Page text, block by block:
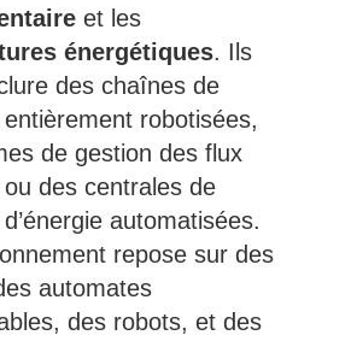
et les
énergétiques. Ils
des chaînes de
robotisées,
de gestion des flux
ou des centrales de
automatisées.
repose sur des
automates
des robots, et des